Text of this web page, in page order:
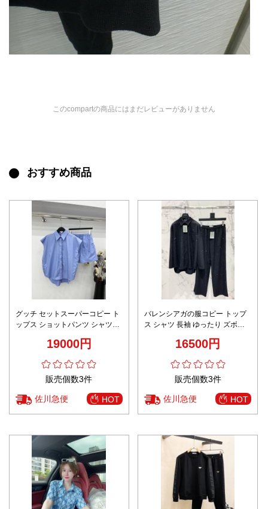
このcompartの商品にはまだレビューがありません
おすすめ商品
グッチ セットスーパーコピー ト
ップス ショットパンツ シャツセ
19000円
販売個数3件
佐川急便 HOT
バレンシアガの服コピー トップ
ス シャツ 長袖 ゆったり ズボン 2
16500円
販売個数3件
佐川急便 HOT